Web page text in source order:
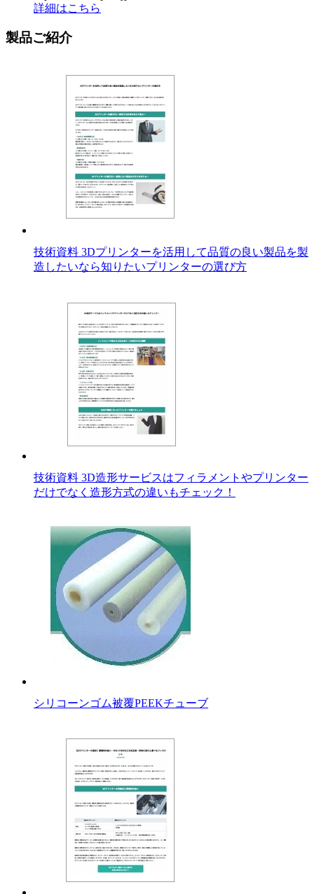
詳細はこちら
製品ご紹介
技術資料 3Dプリンターを活用して品質の良い製品を製
造したいなら知りたいプリンターの選び方
技術資料 3D造形サービスはフィラメントやプリンター
だけでなく造形方式の違いもチェック！
シリコーンゴム被覆PEEKチューブ